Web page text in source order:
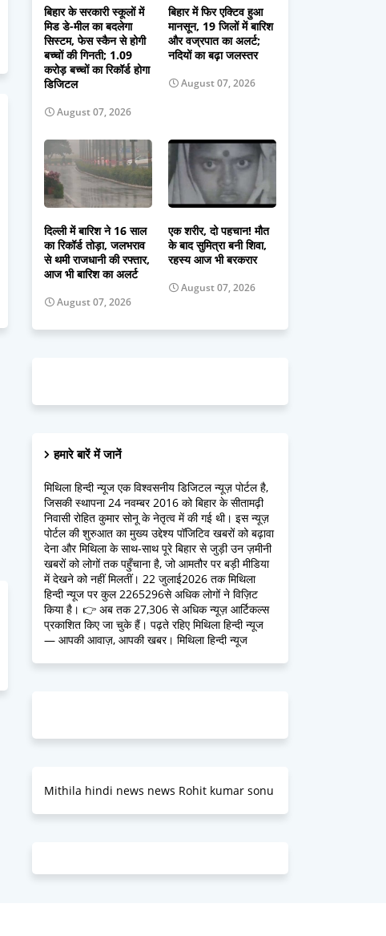
बिहार के सरकारी स्कूलों में
मिड डे-मील का बदलेगा
सिस्टम, फेस स्कैन से होगी
बच्चों की गिनती; 1.09
करोड़ बच्चों का रिकॉर्ड होगा
डिजिटल
August 07, 2026
बिहार में फिर एक्टिव हुआ
मानसून, 19 जिलों में बारिश
और वज्रपात का अलर्ट;
नदियों का बढ़ा जलस्तर
August 07, 2026
दिल्ली में बारिश ने 16 साल
का रिकॉर्ड तोड़ा, जलभराव
से थमी राजधानी की रफ्तार,
आज भी बारिश का अलर्ट
August 07, 2026
एक शरीर, दो पहचान! मौत
के बाद सुमित्रा बनी शिवा,
रहस्य आज भी बरकरार
August 07, 2026
हमारे बारें में जानें
मिथिला हिन्दी न्यूज एक विश्वसनीय डिजिटल न्यूज़ पोर्टल है,
जिसकी स्थापना 24 नवम्बर 2016 को बिहार के सीतामढ़ी
निवासी रोहित कुमार सोनू के नेतृत्व में की गई थी। इस न्यूज़
पोर्टल की शुरुआत का मुख्य उद्देश्य पॉजिटिव खबरों को बढ़ावा
देना और मिथिला के साथ-साथ पूरे बिहार से जुड़ी उन ज़मीनी
खबरों को लोगों तक पहुँचाना है, जो आमतौर पर बड़ी मीडिया
में देखने को नहीं मिलतीं। 22 जुलाई2026 तक मिथिला
हिन्दी न्यूज पर कुल 2265296से अधिक लोगों ने विज़िट
किया है। 👉 अब तक 27,306 से अधिक न्यूज़ आर्टिकल्स
प्रकाशित किए जा चुके हैं। पढ़ते रहिए मिथिला हिन्दी न्यूज
— आपकी आवाज़, आपकी खबर। मिथिला हिन्दी न्यूज
Mithila hindi news news Rohit kumar sonu